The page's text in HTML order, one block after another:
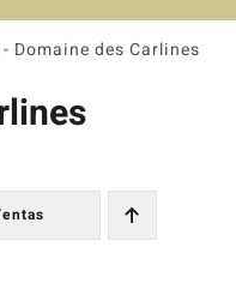
- Domaine des Carlines